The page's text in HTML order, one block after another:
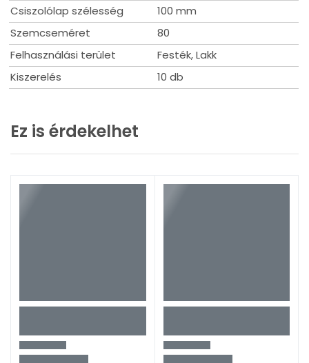
Csiszolólap szélesség
100 mm
Szemcseméret
80
Felhasználási terület
Festék, Lakk
Kiszerelés
10 db
Ez is érdekelhet